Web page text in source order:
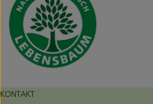
KONTAKT